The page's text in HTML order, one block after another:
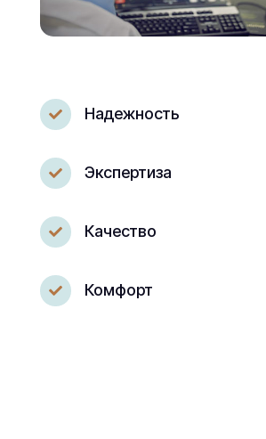
 Надежность
 Экспертиза
 Качество
 Комфорт